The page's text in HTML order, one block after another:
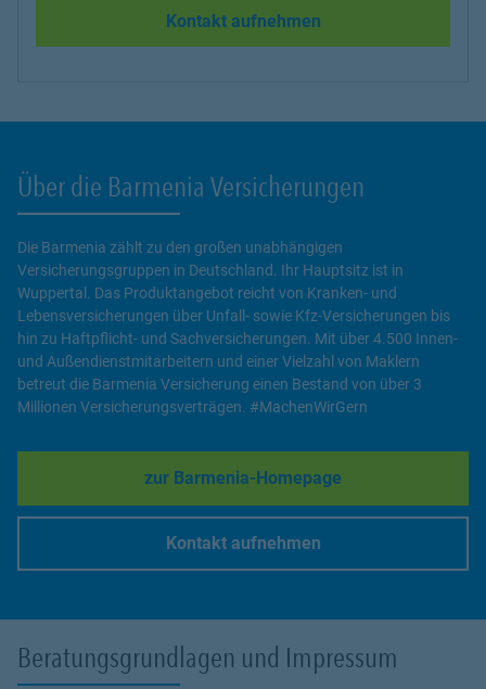
Kontakt aufnehmen
Über die Barmenia Versicherungen
Die Barmenia zählt zu den großen unabhängigen
Versicherungsgruppen in Deutschland. Ihr Hauptsitz ist in
Wuppertal. Das Produktangebot reicht von Kranken- und
Lebensversicherungen über Unfall- sowie Kfz-Versicherungen bis
hin zu Haftpflicht- und Sachversicherungen. Mit über 4.500 Innen-
und Außendienstmitarbeitern und einer Vielzahl von Maklern
betreut die Barmenia Versicherung einen Bestand von über 3
Millionen Versicherungsverträgen. #MachenWirGern
zur Barmenia-Homepage
Link Opens in New Tab
Kontakt aufnehmen
Beratungsgrundlagen und Impressum